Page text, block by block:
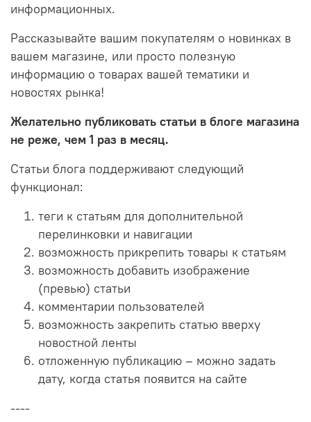
информационных.
Рассказывайте вашим покупателям о новинках в
вашем магазине, или просто полезную
информацию о товарах вашей тематики и
новостях рынка!
Желательно публиковать статьи в блоге магазина
не реже, чем 1 раз в месяц.
Статьи блога поддерживают следующий
функционал:
теги к статьям для дополнительной
перелинковки и навигации
возможность прикрепить товары к статьям
возможность добавить изображение
(превью) статьи
комментарии пользователей
возможность закрепить статью вверху
новостной ленты
отложенную публикацию – можно задать
дату, когда статья появится на сайте
----